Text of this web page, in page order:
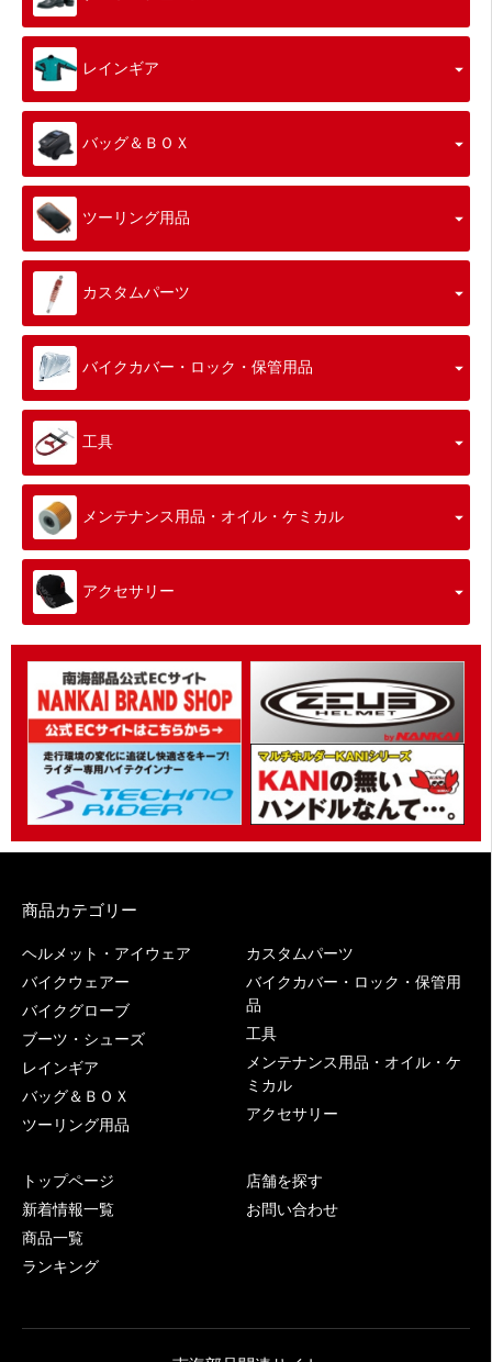
レインギア
バッグ＆ＢＯＸ
ツーリング用品
カスタムパーツ
バイクカバー・ロック・保管用品
工具
メンテナンス用品・オイル・ケミカル
アクセサリー
商品カテゴリー
ヘルメット・アイウェア
バイクウェアー
バイクグローブ
ブーツ・シューズ
レインギア
バッグ＆ＢＯＸ
ツーリング用品
カスタムパーツ
バイクカバー・ロック・保管用
品
工具
メンテナンス用品・オイル・ケ
ミカル
アクセサリー
トップページ
新着情報一覧
商品一覧
ランキング
店舗を探す
お問い合わせ